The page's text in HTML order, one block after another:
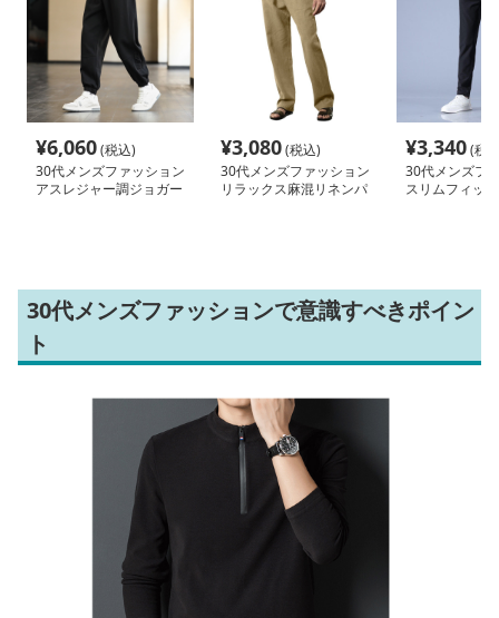
¥6,060(税込)
30代メンズファッション
アスレジャー調ジョガー
¥3,080(税込)
30代メンズファッション
リラックス麻混リネンパ
¥3,340(税
30代メンズフ
スリムフィッ
30代メンズファッションで意識すべきポイン
ト